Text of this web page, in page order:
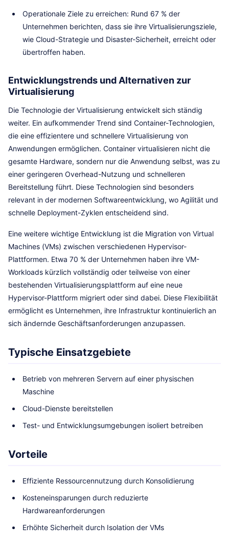
Operationale Ziele zu erreichen: Rund 67 % der
Unternehmen berichten, dass sie ihre Virtualisierungsziele,
wie Cloud-Strategie und Disaster-Sicherheit, erreicht oder
übertroffen haben.
Entwicklungstrends und Alternativen zur
Virtualisierung
Die Technologie der Virtualisierung entwickelt sich ständig
weiter. Ein aufkommender Trend sind Container-Technologien,
die eine effizientere und schnellere Virtualisierung von
Anwendungen ermöglichen. Container virtualisieren nicht die
gesamte Hardware, sondern nur die Anwendung selbst, was zu
einer geringeren Overhead-Nutzung und schnelleren
Bereitstellung führt. Diese Technologien sind besonders
relevant in der modernen Softwareentwicklung, wo Agilität und
schnelle Deployment-Zyklen entscheidend sind.
Eine weitere wichtige Entwicklung ist die Migration von Virtual
Machines (VMs) zwischen verschiedenen Hypervisor-
Plattformen. Etwa 70 % der Unternehmen haben ihre VM-
Workloads kürzlich vollständig oder teilweise von einer
bestehenden Virtualisierungsplattform auf eine neue
Hypervisor-Plattform migriert oder sind dabei. Diese Flexibilität
ermöglicht es Unternehmen, ihre Infrastruktur kontinuierlich an
sich ändernde Geschäftsanforderungen anzupassen.
Typische Einsatzgebiete
Betrieb von mehreren Servern auf einer physischen
Maschine
Cloud-Dienste bereitstellen
Test- und Entwicklungsumgebungen isoliert betreiben
Vorteile
Effiziente Ressourcennutzung durch Konsolidierung
Kosteneinsparungen durch reduzierte
Hardwareanforderungen
Erhöhte Sicherheit durch Isolation der VMs